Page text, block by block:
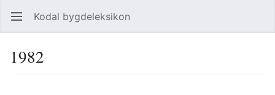
Åpne hovedmenyen Kodal bygdeleksikon
1982